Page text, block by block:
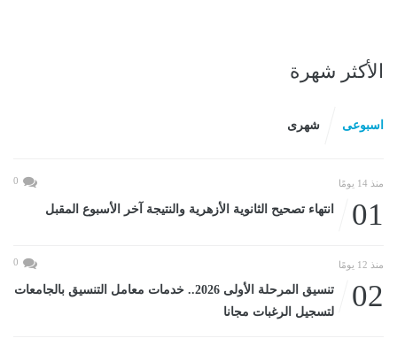
الأكثر شهرة
اسبوعى شهرى
منذ 14 يومًا 0
01 انتهاء تصحيح الثانوية الأزهرية والنتيجة آخر الأسبوع المقبل
منذ 12 يومًا 0
02
تنسيق المرحلة الأولى 2026.. خدمات معامل التنسيق بالجامعات
لتسجيل الرغبات مجانا